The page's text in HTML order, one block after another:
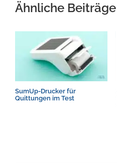
Ähnliche Beiträge
SumUp-Drucker für
Quittungen im Test